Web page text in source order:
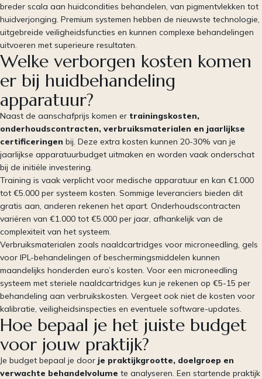
breder scala aan huidcondities behandelen, van pigmentvlekken tot
huidverjonging. Premium systemen hebben de nieuwste technologie,
uitgebreide veiligheidsfuncties en kunnen complexe behandelingen
uitvoeren met superieure resultaten.
Welke verborgen kosten komen
er bij huidbehandeling
apparatuur?
Naast de aanschafprijs komen er trainingskosten,
onderhoudscontracten, verbruiksmaterialen en jaarlijkse
certificeringen bij. Deze extra kosten kunnen 20-30% van je
jaarlijkse apparatuurbudget uitmaken en worden vaak onderschat
bij de initiële investering.
Training is vaak verplicht voor medische apparatuur en kan €1.000
tot €5.000 per systeem kosten. Sommige leveranciers bieden dit
gratis aan, anderen rekenen het apart. Onderhoudscontracten
variëren van €1.000 tot €5.000 per jaar, afhankelijk van de
complexiteit van het systeem.
Verbruiksmaterialen zoals naaldcartridges voor microneedling, gels
voor IPL-behandelingen of beschermingsmiddelen kunnen
maandelijks honderden euro’s kosten. Voor een microneedling
systeem met steriele naaldcartridges kun je rekenen op €5-15 per
behandeling aan verbruikskosten. Vergeet ook niet de kosten voor
kalibratie, veiligheidsinspecties en eventuele software-updates.
Hoe bepaal je het juiste budget
voor jouw praktijk?
Je budget bepaal je door je praktijkgrootte, doelgroep en
verwachte behandelvolume te analyseren. Een startende praktijk